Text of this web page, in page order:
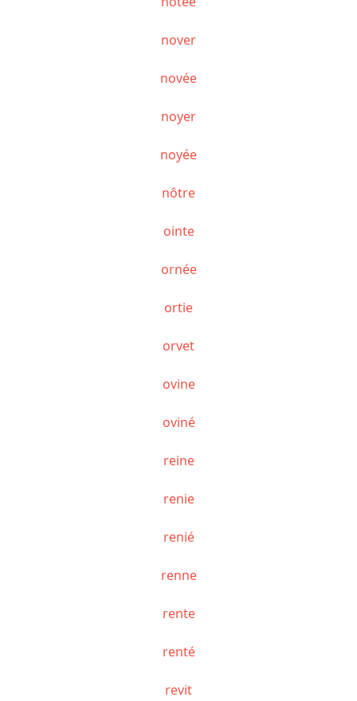
nover
novée
noyer
noyée
nôtre
ointe
ornée
ortie
orvet
ovine
oviné
reine
renie
renié
renne
rente
renté
revit